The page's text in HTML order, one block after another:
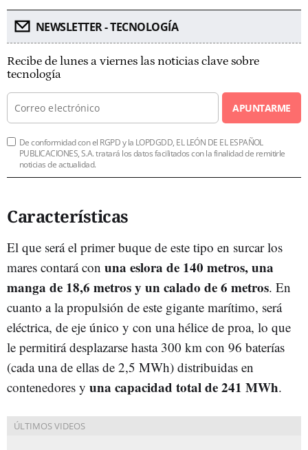
NEWSLETTER - TECNOLOGÍA
Recibe de lunes a viernes las noticias clave sobre
tecnología
APUNTARME
De conformidad con el RGPD y la LOPDGDD, EL LEÓN DE EL ESPAÑOL
PUBLICACIONES, S.A. tratará los datos facilitados con la finalidad de remitirle
noticias de actualidad.
Características
El que será el primer buque de este tipo en surcar los
mares contará con una eslora de 140 metros, una
manga de 18,6 metros y un calado de 6 metros. En
cuanto a la propulsión de este gigante marítimo, será
eléctrica, de eje único y con una hélice de proa, lo que
le permitirá desplazarse hasta 300 km con 96 baterías
(cada una de ellas de 2,5 MWh) distribuidas en
contenedores y una capacidad total de 241 MWh.